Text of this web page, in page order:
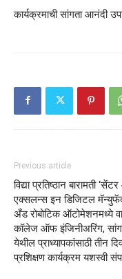
कार्यक्रमाची सांगता आनंदी
Previous article
विद्या प्रतिष्ठान बारामती
एक्सलन्स इन डिजिटल
अँड रोबोटिक ऑटोमेशनमध्ये
कॉलेज ऑफ इंजिनीअरिंग,
येथील प्राध्यापकांसाठी तीन
प्रशिक्षण कार्यक्रम यशस्वी